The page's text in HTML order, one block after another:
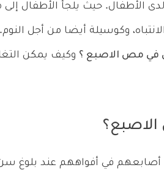
الأطفال. حيث يلجأ الأطفال
الانتباه، وكوسيلة أيضا من أجل
في مص الاصبع ؟ وكيف يمكن